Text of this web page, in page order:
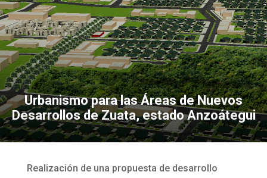
Urbanismo para las Áreas de Nuevos
Desarrollos de Zuata, estado Anzoátegui
Realización de una propuesta de desarrollo